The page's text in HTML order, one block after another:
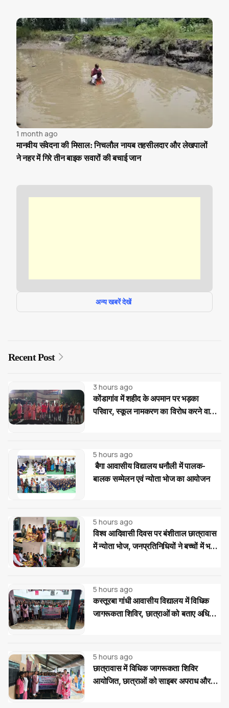
1 month ago
मानवीय संवेदना की मिसाल: निचलौल नायब तहसीलदार और लेखपालों
ने नहर में गिरे तीन बाइक सवारों की बचाई जान
अन्य खबरें देखें
Recent Post
3 hours ago
कोंडागांव में शहीद के अपमान पर भड़का
परिवार, स्कूल नामकरण का विरोध करने वालों
5 hours ago
बैगा आवासीय विद्यालय धनौली में पालक-
बालक सम्मेलन एवं न्योता भोज का आयोजन
5 hours ago
विश्व आदिवासी दिवस पर बंशीताल छात्रावास
में न्योता भोज, जनप्रतिनिधियों ने बच्चों में भरी
5 hours ago
कस्तूरबा गांधी आवासीय विद्यालय में विधिक
जागरूकता शिविर, छात्राओं को बताए अधिकार
5 hours ago
छात्रावास में विधिक जागरूकता शिविर
आयोजित, छात्राओं को साइबर अपराध और